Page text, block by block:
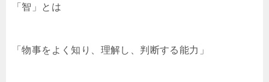
「智」とは
「物事をよく知り、理解し、判断する能力」